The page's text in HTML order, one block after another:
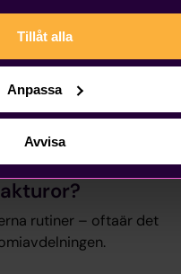
Tillåt alla
Anpassa
Avvisa
alla fakturor?
av företagets interna
rutiner – oftaär det